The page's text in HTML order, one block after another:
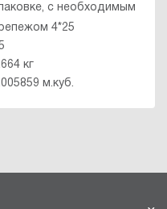
с необходимым
4*25
кг
м.куб.